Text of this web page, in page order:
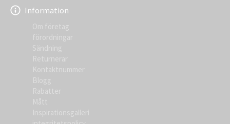
Information
Om företag
förordningar
Sändning
Returnerar
Kontaktnummer
Blogg
Rabatter
Mått
Inspirationsgalleri